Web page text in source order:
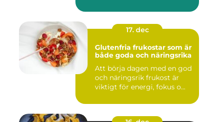
17. dec
Glutenfria frukostar som är
både goda och näringsrika
Att börja dagen med en god
och näringsrik frukost är
viktigt för energi, fokus o...